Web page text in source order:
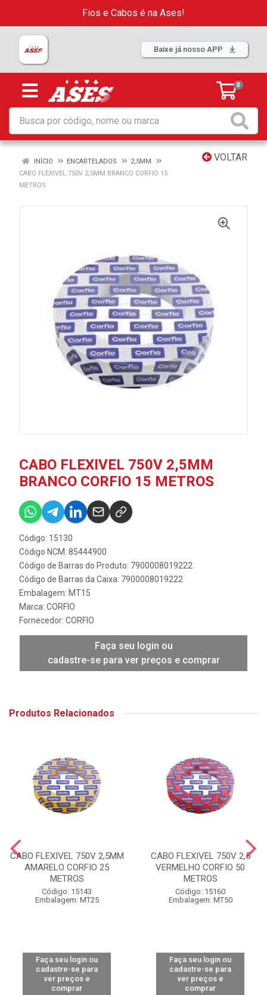
Fios e Cabos é na Ases!
Baixe já nosso APP
0
VOLTAR
INÍCIO ENCARTELADOS
2,5MM
CABO FLEXIVEL 750V 2,5MM BRANCO CORFIO 15
METROS
CABO FLEXIVEL 750V 2,5MM
BRANCO CORFIO 15 METROS
Código: 15130
Código NCM: 85444900
Código de Barras do Produto: 7900008019222
Código de Barras da Caixa: 7900008019222
Embalagem: MT15
Marca: CORFIO
Fornecedor: CORFIO
Faça seu login ou
cadastre-se para ver preços e comprar
Produtos Relacionados
CABO FLEXIVEL 750V 2,5MM
AMARELO CORFIO 25
METROS
Código: 15143
Embalagem: MT25
Faça seu login ou
cadastre-se para
ver preços e
comprar
CABO FLEXIVEL 750V 2,5
VERMELHO CORFIO 50
METROS
Código: 15160
Embalagem: MT50
Faça seu login ou
cadastre-se para
ver preços e
comprar